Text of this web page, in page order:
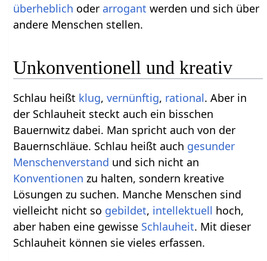
überheblich oder arrogant werden und sich über
andere Menschen stellen.
Unkonventionell und kreativ
Schlau heißt klug,vernünftig, rational. Aber in
der Schlauheit steckt auch ein bisschen
Bauernwitz dabei. Man spricht auch von der
Bauernschläue. Schlau heißt auch gesunder
Menschenverstand und sich nicht an
Konventionen zu halten, sondern kreative
Lösungen zu suchen. Manche Menschen sind
vielleicht nicht so gebildet, intellektuell hoch,
aber haben eine gewisse Schlauheit. Mit dieser
Schlauheit können sie vieles erfassen.